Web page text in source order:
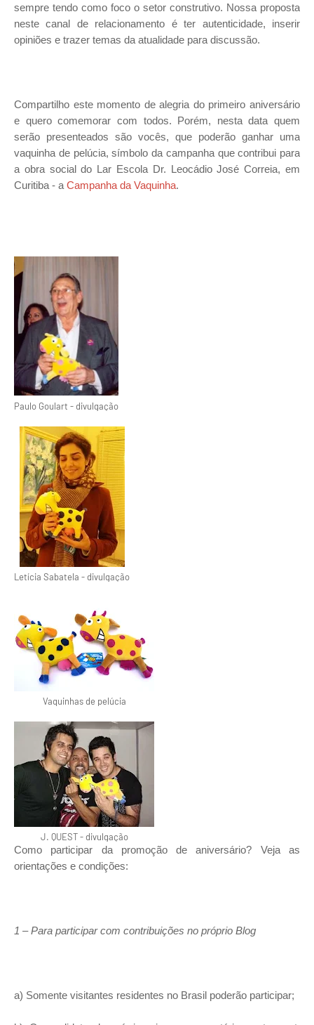
sempre tendo como foco o setor construtivo. Nossa proposta
neste canal de relacionamento é ter autenticidade, inserir
opiniões e trazer temas da atualidade para discussão.
Compartilho este momento de alegria do primeiro aniversário
e quero comemorar com todos. Porém, nesta data quem
serão presenteados são vocês, que poderão ganhar uma
vaquinha de pelúcia, símbolo da campanha que contribui para
a obra social do Lar Escola Dr. Leocádio José Correia, em
Curitiba - a Campanha da Vaquinha.
Paulo Goulart - divulgação
Letícia Sabatela - divulgação
Vaquinhas de pelúcia
J. QUEST - divulgação
Como participar da promoção de aniversário? Veja as
orientações e condições:
1 – Para participar com contribuições no próprio Blog
a) Somente visitantes residentes no Brasil poderão participar;